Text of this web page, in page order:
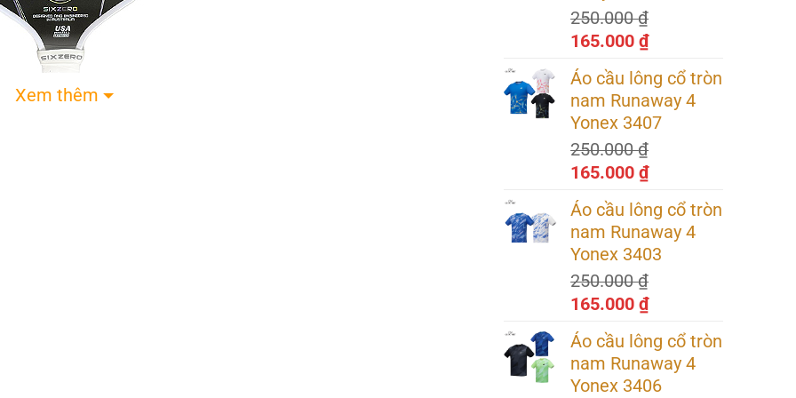
Xem thêm
250.000₫
Giá
gốc
là:
250.000 ₫.
165.000₫Giá
tại
là:
165.000 ₫.
Áo cầu lông cổ tròn
nam Runaway 4
Yonex 3407
250.000₫
Giá
gốc
là:
250.000 ₫.
165.000₫Giá
tại
là:
165.000 ₫.
Áo cầu lông cổ tròn
nam Runaway 4
Yonex 3403
250.000₫
Giá
gốc
là:
250.000 ₫.
165.000₫Giá
tại
là:
Áo cầu lông cổ tròn
nam Runaway 4
Yonex 3406